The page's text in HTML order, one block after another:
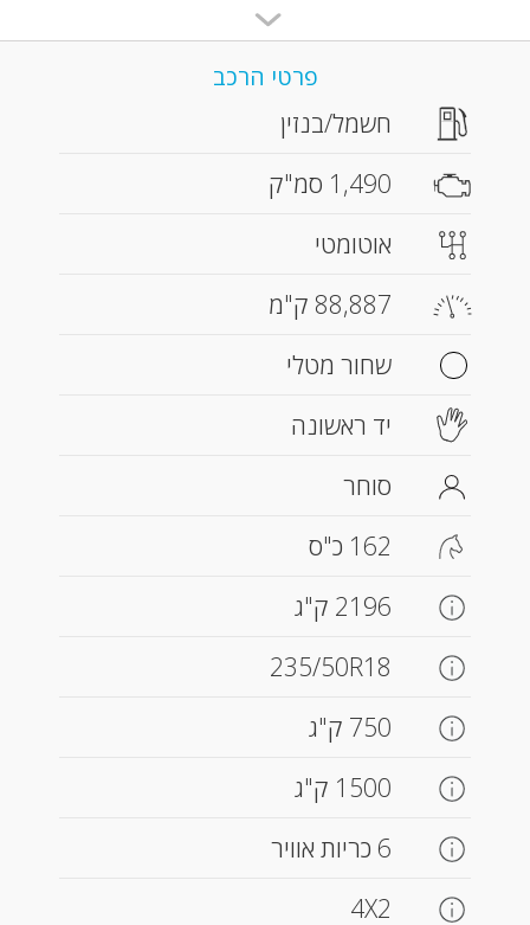
פרטי הרכב
חשמל/בנזין
1,490 סמ"ק
אוטומטי
88,887 ק"מ
שחור מטלי
יד ראשונה
סוחר
162 כ"ס
2196 ק"ג
235/50R18
750 ק"ג
1500 ק"ג
6 כריות אוויר
4X2